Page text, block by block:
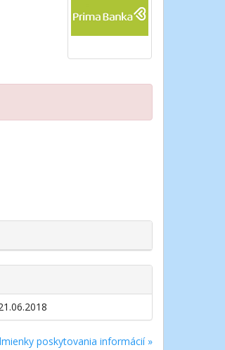
poskytovania informácií »